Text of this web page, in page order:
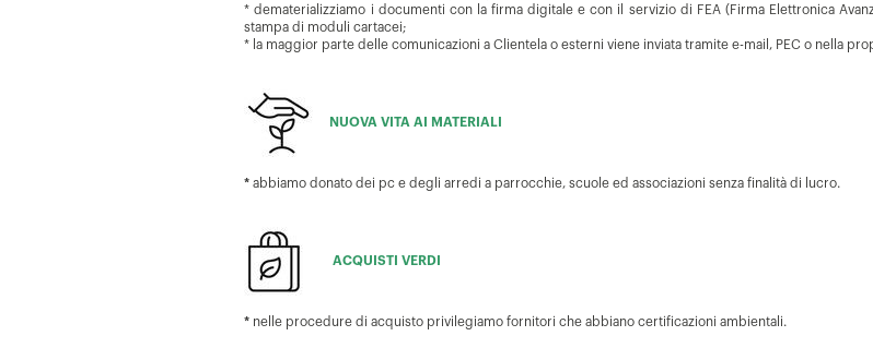
* dematerializziamo i documenti con la firma digitale e con il servizio di FEA (Firma Elettronica
stampa di moduli cartacei;
* la maggior parte delle comunicazioni a Clientela o esterni viene inviata tramite e-mail, PEC o nella
NUOVA VITA AI MATERIALI
*abbiamo donato dei pc e degli arredi a parrocchie, scuole ed associazioni senza finalità di lucro.
ACQUISTI VERDI
* nelle procedure di acquisto privilegiamo fornitori che abbiano certificazioni ambientali.